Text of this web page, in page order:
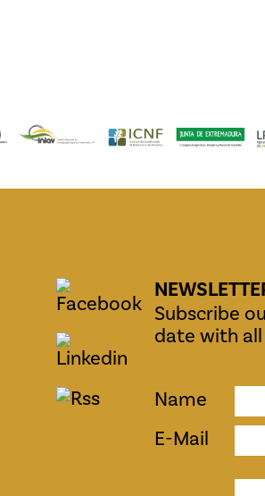
Subscribe
date with
Name
E-Mail